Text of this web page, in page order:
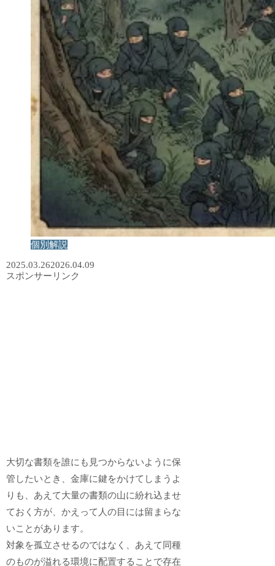
個別解説
2025.03.262026.04.09
スポンサーリンク
大切な書類を誰にも見つからないように保
管したいとき、金庫に鍵をかけてしまうよ
りも、あえて大量の書類の山に紛れ込ませ
ておく方が、かえって人の目には留まらな
いことがあります。
対象を孤立させるのではなく、あえて同種
のものが溢れる環境に配置することで存在